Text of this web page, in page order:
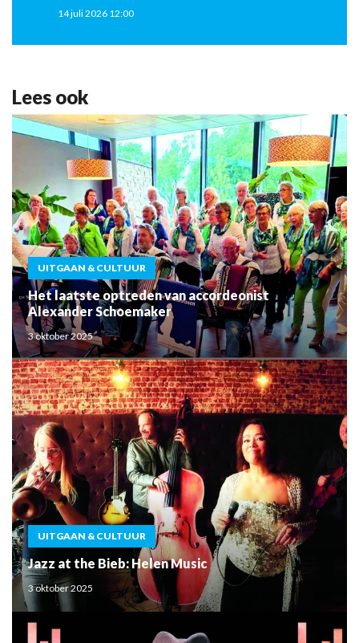
14 juli 2026 12:00
Lees ook
UITGAAN & CULTUUR
Het laatste optreden van accordeonist
Alexander Schoemaker
3 oktober 2025
UITGAAN & CULTUUR
Jazz at the Bieb: Helen Music
3 oktober 2025